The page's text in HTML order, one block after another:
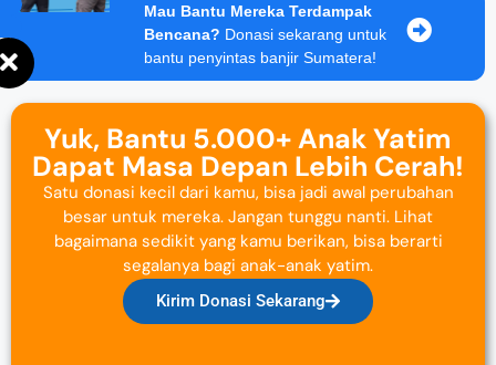
Mau Bantu Mereka Terdampak
Bencana? Donasi sekarang untuk
bantu penyintas banjir Sumatera!
Yuk, Bantu 5.000+ Anak Yatim
Dapat Masa Depan Lebih Cerah!
Satu donasi kecil dari kamu, bisa jadi awal perubahan
besar untuk mereka. Jangan tunggu nanti. Lihat
bagaimana sedikit yang kamu berikan, bisa berarti
segalanya bagi anak-anak yatim.
Kirim Donasi Sekarang